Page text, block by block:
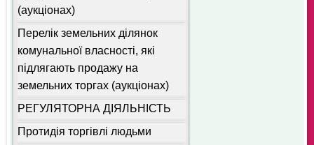
(аукціонах)
Перелік земельних ділянок
комунальної власності, які
підлягають продажу на
земельних торгах (аукціонах)
РЕГУЛЯТОРНА ДІЯЛЬНІСТЬ
Протидія торгівлі людьми